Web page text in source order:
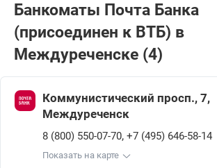
Банкоматы Почта Банкa
(присоединен к ВТБ) в
Междуреченске (4)
Коммунистический просп., 7,
Междуреченск
8 (800) 550-07-70, +7 (495) 646-58-14
Показать на карте